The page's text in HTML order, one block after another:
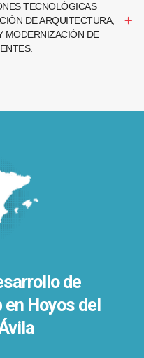
TECNOLÓGICAS
DE ARQUITECTURA,
MODERNIZACIÓN DE
de
Hoyos del